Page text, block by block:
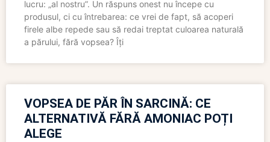
lucru: „al nostru”. Un răspuns onest nu începe cu
produsul, ci cu întrebarea: ce vrei de fapt, să acoperi
firele albe repede sau să redai treptat culoarea naturală
a părului, fără vopsea? Îți
VOPSEA DE PĂR ÎN SARCINĂ: CE
ALTERNATIVĂ FĂRĂ AMONIAC POȚI
ALEGE